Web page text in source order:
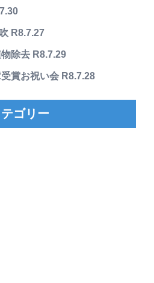
R8.7.27
除去 R8.7.29
賞お祝い会 R8.7.28
ゴリー